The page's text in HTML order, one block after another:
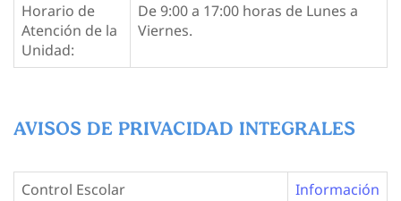
Horario de
Atención de la
Unidad:
De 9:00 a 17:00 horas de Lunes a
Viernes.
AVISOS DE PRIVACIDAD INTEGRALES
Control Escolar
Información